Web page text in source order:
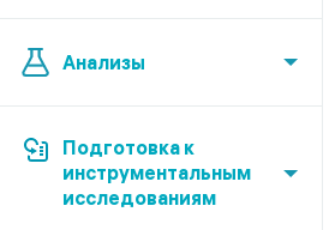
Анализы
Подготовка к
инструментальным
исследованиям